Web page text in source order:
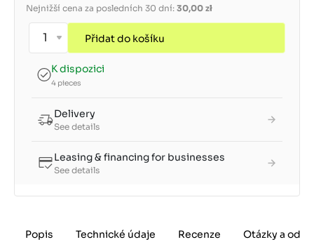
Nejnižší cena za posledních 30 dní: 30,00 zł
Přidat do košíku
K dispozici
4 pieces
Delivery
See details
Leasing & financing for businesses
See details
Popis Technické údaje Recenze Otázky a